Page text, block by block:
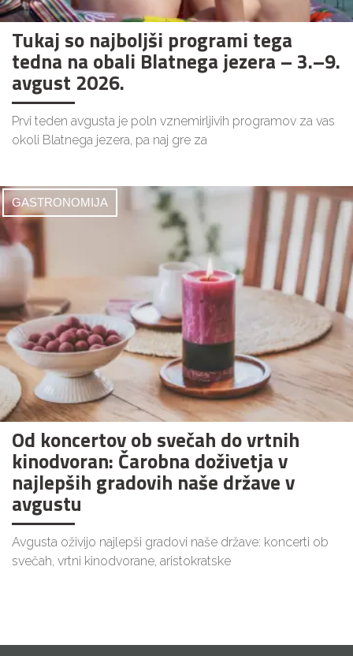
Tukaj so najboljši programi tega
tedna na obali Blatnega jezera – 3.–9.
avgust 2026.
Prvi teden avgusta je poln vznemirljivih programov za vas
okoli Blatnega jezera, pa naj gre za
GASTRONOMIJA
Od koncertov ob svečah do vrtnih
kinodvoran: Čarobna doživetja v
najlepših gradovih naše države v
avgustu
Avgusta oživijo najlepši gradovi naše države: koncerti ob
svečah, vrtni kinodvorane, aristokratske